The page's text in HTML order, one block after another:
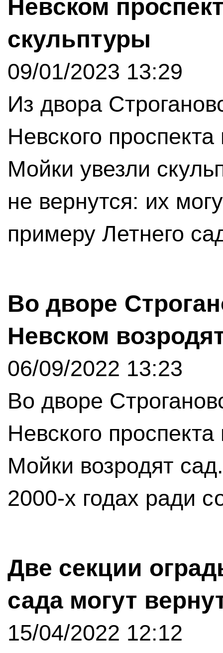
Невском
скульптуры
09/01/2023 13:29
Из двора
Невского
Мойки увезли
не вернутся: их
примеру Летнего
Во дворе
Невском
06/09/2022 13:23
Во дворе
Невского
Мойки возродят
2000-х годах ради
Две секции
сада могут
15/04/2022 12:12